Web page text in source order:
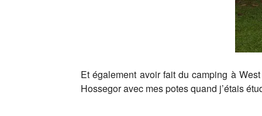
Et également avoir fait du camping à
Hossegor avec mes potes quand j’étais